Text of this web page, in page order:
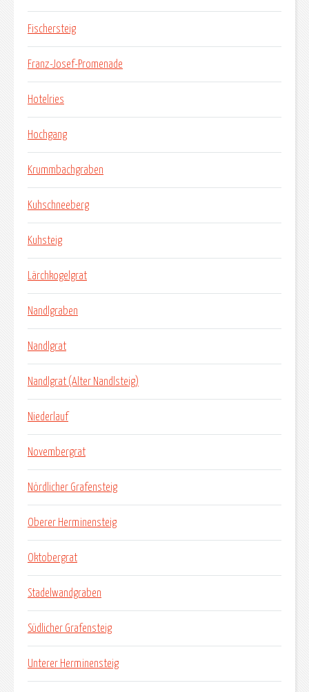
Fischersteig
Franz-Josef-Promenade
Hotelries
Hochgang
Krummbachgraben
Kuhschneeberg
Kuhsteig
Lärchkogelgrat
Nandlgraben
Nandlgrat
Nandlgrat (Alter Nandlsteig)
Niederlauf
Novembergrat
Nördlicher Grafensteig
Oberer Herminensteig
Oktobergrat
Stadelwandgraben
Südlicher Grafensteig
Unterer Herminensteig